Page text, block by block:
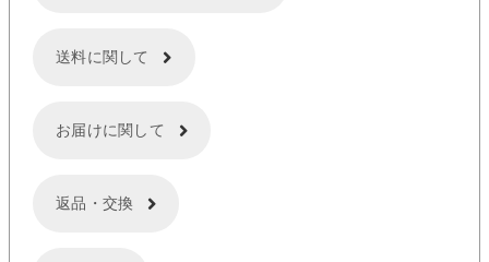
送料に関して
お届けに関して
返品・交換